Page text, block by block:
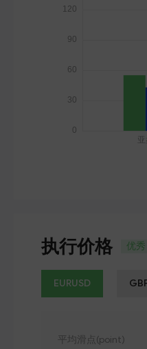
执行价格 优秀
EURUSD
平均滑点(point)